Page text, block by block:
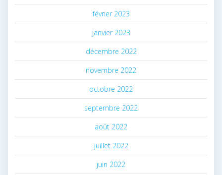
février 2023
janvier 2023
décembre 2022
novembre 2022
octobre 2022
septembre 2022
août 2022
juillet 2022
juin 2022